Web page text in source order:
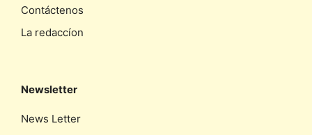
Contáctenos
La redaccíon
Newsletter
News Letter